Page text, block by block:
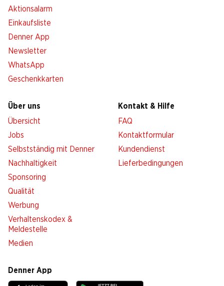
Aktionsalarm
Einkaufsliste
Denner App
Newsletter
WhatsApp
Geschenkkarten
Über uns
Übersicht
Jobs
Selbstständig mit Denner
Nachhaltigkeit
Sponsoring
Qualität
Werbung
Verhaltenskodex &
Meldestelle
Medien
Kontakt & Hilfe
FAQ
Kontaktformular
Kundendienst
Lieferbedingungen
Denner App